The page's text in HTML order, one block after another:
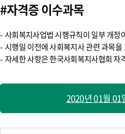
#자격증 이수과목
사회복지사업법 시행규칙이 일부 개정
시행일 이전에 사회복지사 관련 과목
자세한 사항은 한국사회복지사협회 자
2020년 01월 01